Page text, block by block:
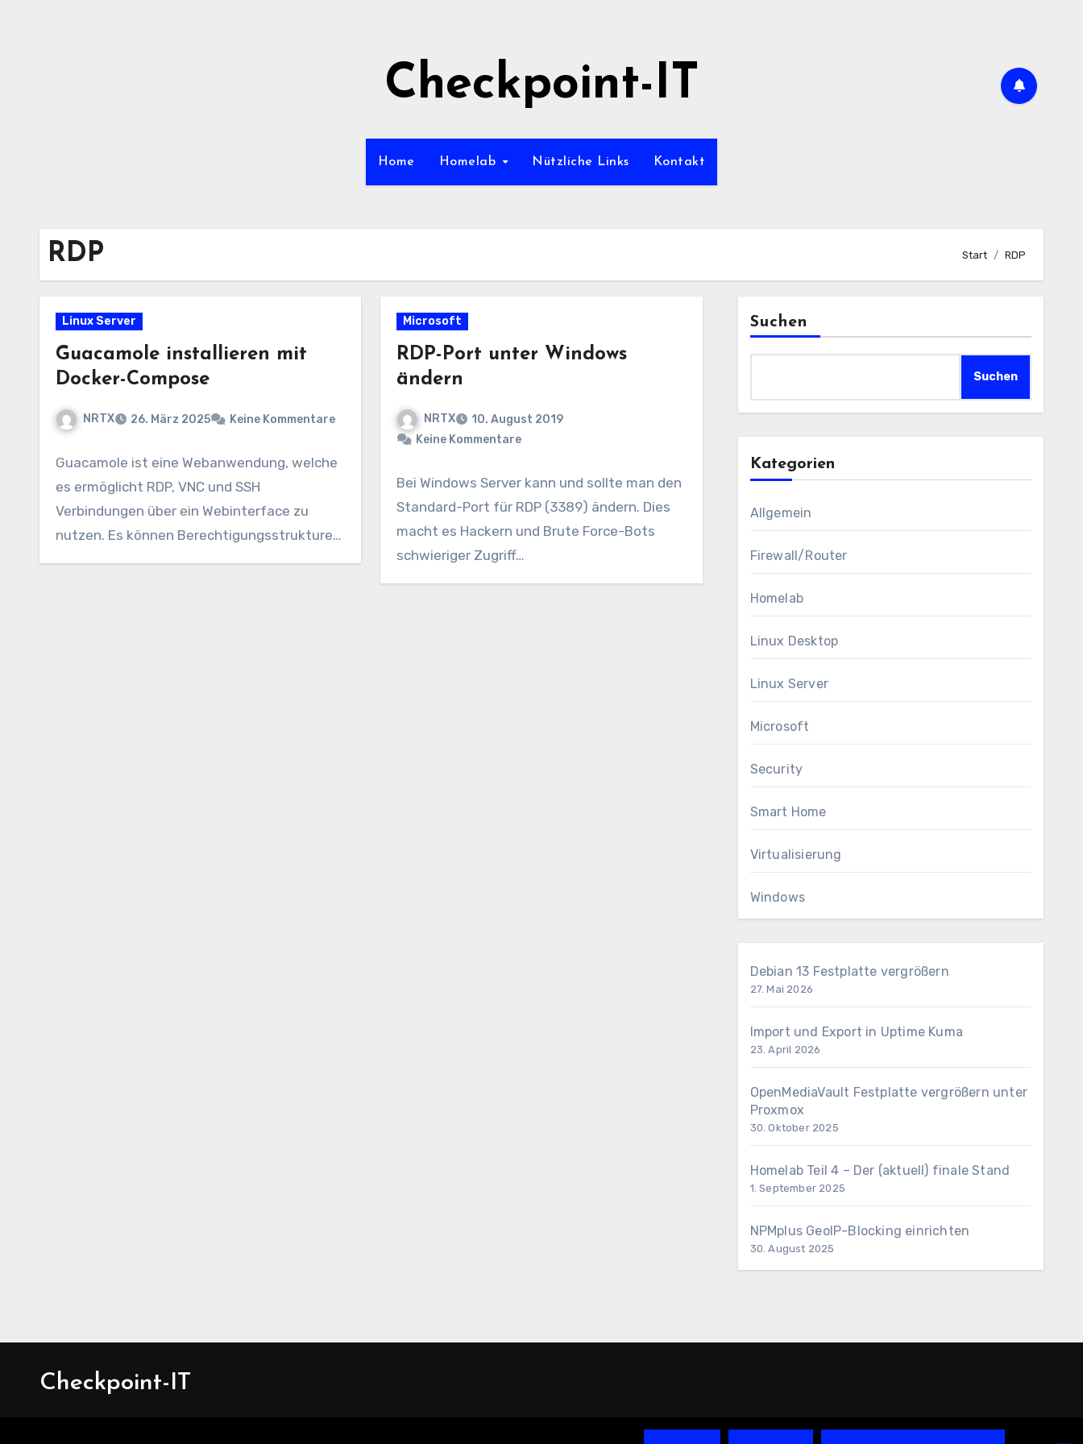
Checkpoint-IT
Home Homelab Nützliche Links Kontakt
RDP Start RDP
Linux Server
Guacamole installieren mit
Docker-Compose
NRTX 26. März 2025 Keine Kommentare
Guacamole ist eine Webanwendung, welche
es ermöglicht RDP, VNC und SSH
Verbindungen über ein Webinterface zu
nutzen. Es können Berechtigungsstrukturen
Microsoft
RDP-Port unter Windows
ändern
NRTX
10. August 2019
Keine Kommentare
Bei Windows Server kann und sollte man den
Standard-Port für RDP (3389) ändern. Dies
macht es Hackern und Brute Force-Bots
schwieriger Zugriff…
Suchen
Suchen
Kategorien
Allgemein
Firewall/Router
Homelab
Linux Desktop
Linux Server
Microsoft
Security
Smart Home
Virtualisierung
Windows
Debian 13 Festplatte vergrößern
27. Mai 2026
Import und Export in Uptime Kuma
23. April 2026
OpenMediaVault Festplatte vergrößern unter
Proxmox
30. Oktober 2025
Homelab Teil 4 – Der (aktuell) finale Stand
1. September 2025
NPMplus GeoIP-Blocking einrichten
30. August 2025
Checkpoint-IT